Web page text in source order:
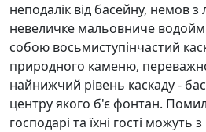
неподалік від басейну, немов з
невеличке мальовниче
собою восьмиступінчастий
природного каменю,
найнижчий рівень каскаду -
центру якого б'є фонтан.
господарі та їхні гості можуть